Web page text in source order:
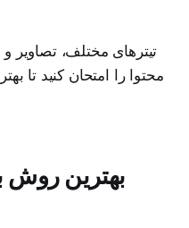
تیترهای مختلف، تصاویر
محتوا را امتحان کنید تا
بهترین روش